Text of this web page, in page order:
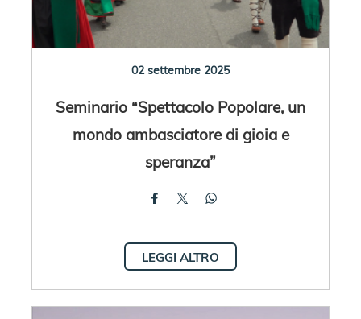
02 settembre 2025
Seminario “Spettacolo Popolare, un
mondo ambasciatore di gioia e
speranza”
LEGGI ALTRO